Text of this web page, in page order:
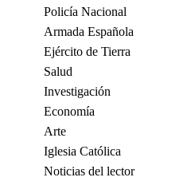
Policía Nacional
Armada Española
Ejército de Tierra
Salud
Investigación
Economía
Arte
Iglesia Católica
Noticias del lector